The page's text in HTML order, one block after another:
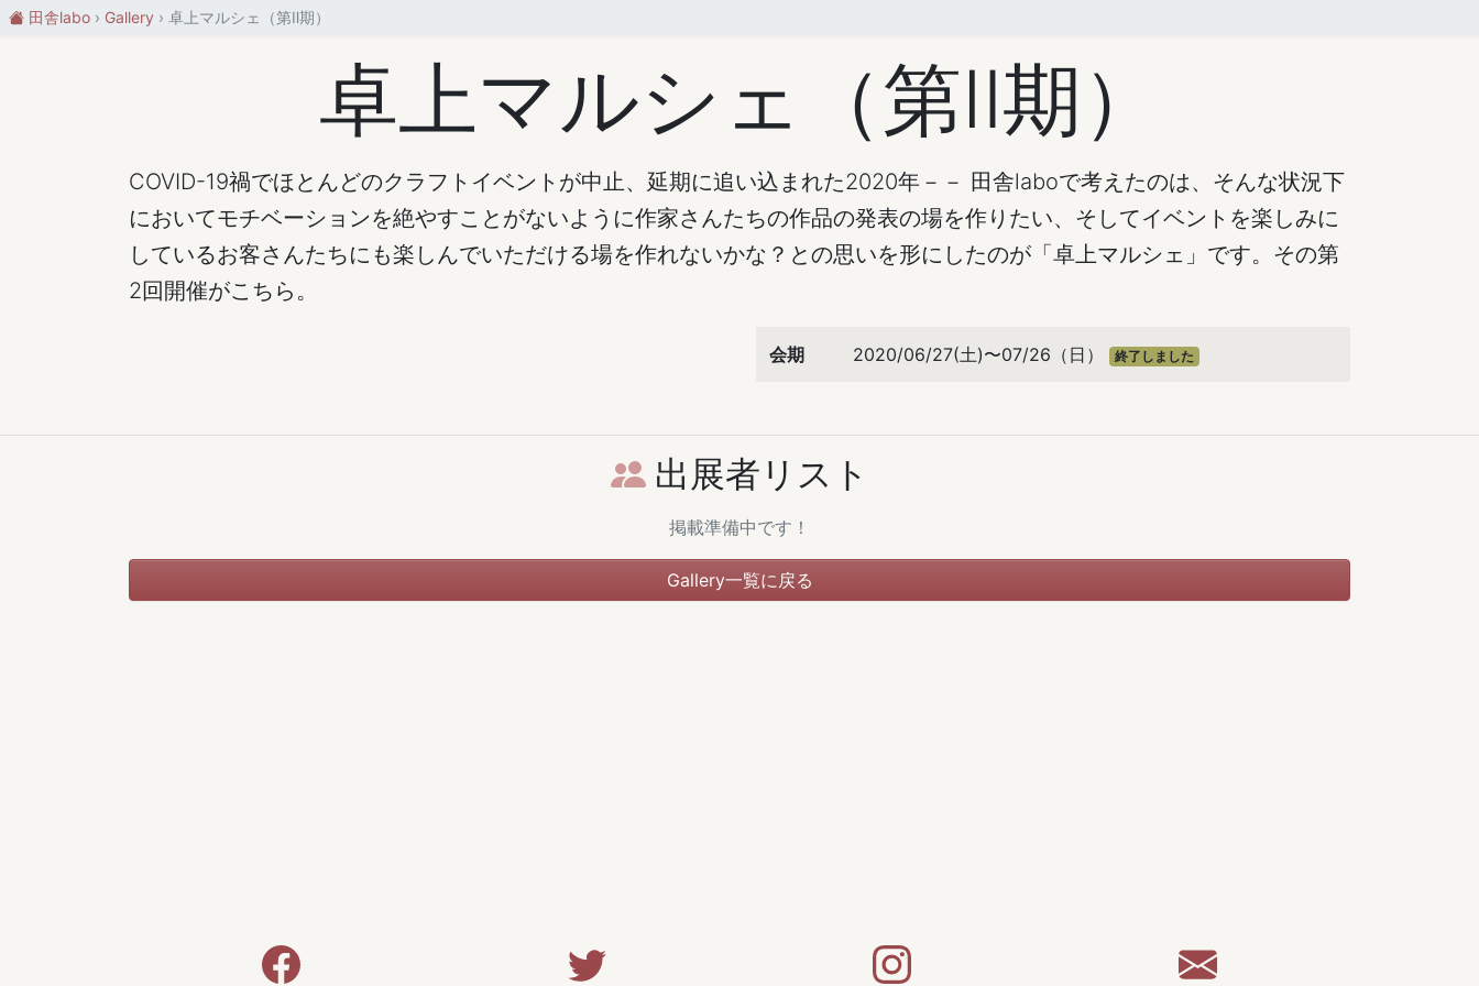
田舎labo Gallery 卓上マルシェ（第Ⅱ期）
卓上マルシェ（第Ⅱ期）
COVID-19禍でほとんどのクラフトイベントが中止、延期に追い込まれた2020年－－ 田舎laboで考えたのは、そんな状況下
においてモチベーションを絶やすことがないように作家さんたちの作品の発表の場を作りたい、そしてイベントを楽しみに
しているお客さんたちにも楽しんでいただける場を作れないかな？との思いを形にしたのが「卓上マルシェ」です。その第
2回開催がこちら。
会期 2020/06/27(土)〜07/26（日） 終了しました
出展者リスト
掲載準備中です！
Gallery一覧に戻る